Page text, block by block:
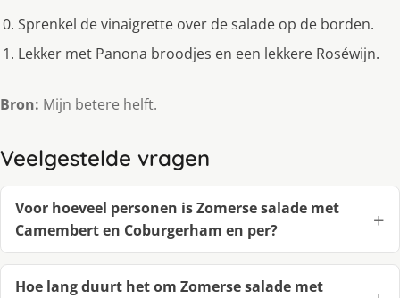
Sprenkel de vinaigrette over de salade op de borden.
Lekker met Panona broodjes en een lekkere Roséwijn.
Bron: Mijn betere helft.
Veelgestelde vragen
Voor hoeveel personen is Zomerse salade met
Camembert en Coburgerham en per?
Hoe lang duurt het om Zomerse salade met